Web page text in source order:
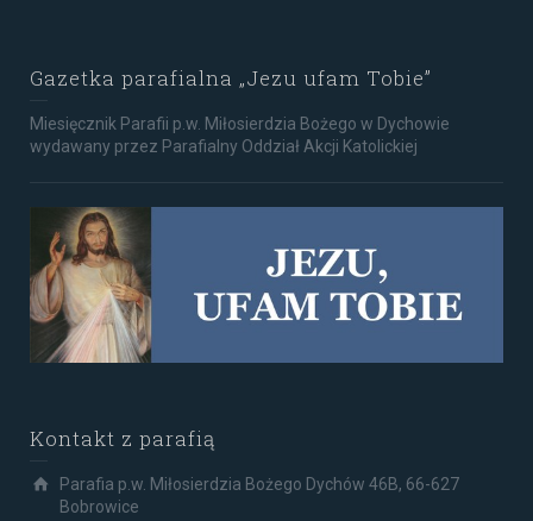
Gazetka parafialna „Jezu ufam Tobie”
Miesięcznik Parafii p.w. Miłosierdzia Bożego w Dychowie
wydawany przez Parafialny Oddział Akcji Katolickiej
Kontakt z parafią
Parafia p.w. Miłosierdzia Bożego Dychów 46B, 66-627
Bobrowice